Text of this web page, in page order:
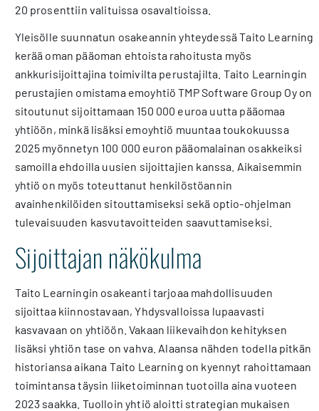
20 prosenttiin valituissa osavaltioissa.
Yleisölle suunnatun osakeannin yhteydessä Taito Learning
kerää oman pääoman ehtoista rahoitusta myös
ankkurisijoittajina toimivilta perustajilta. Taito Learningin
perustajien omistama emoyhtiö TMP Software Group Oy on
sitoutunut sijoittamaan 150 000 euroa uutta pääomaa
yhtiöön, minkä lisäksi emoyhtiö muuntaa toukokuussa
2025 myönnetyn 100 000 euron pääomalainan osakkeiksi
samoilla ehdoilla uusien sijoittajien kanssa. Aikaisemmin
yhtiö on myös toteuttanut henkilöstöannin
avainhenkilöiden sitouttamiseksi sekä optio-ohjelman
tulevaisuuden kasvutavoitteiden saavuttamiseksi.
Sijoittajan näkökulma
Taito Learningin osakeanti tarjoaa mahdollisuuden
sijoittaa kiinnostavaan, Yhdysvalloissa lupaavasti
kasvavaan on yhtiöön. Vakaan liikevaihdon kehityksen
lisäksi yhtiön tase on vahva. Alaansa nähden todella pitkän
historiansa aikana Taito Learning on kyennyt rahoittamaan
toimintansa täysin liiketoiminnan tuotoilla aina vuoteen
2023 saakka. Tuolloin yhtiö aloitti strategian mukaisen